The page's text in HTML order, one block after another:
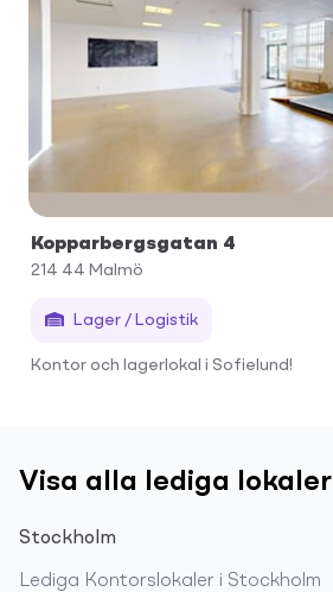
Kopparbergsgatan 4
214 44 Malmö
Lager / Logistik
Kontor och lagerlokal i Sofielund!
Visa alla lediga lokaler
Stockholm
Lediga Kontorslokaler i Stockholm